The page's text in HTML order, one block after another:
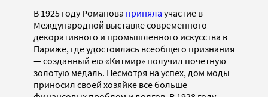
В 1925 году Романова приняла участие в
Международной выставке современного
декоративного и промышленного искусства в
Париже, где удостоилась всеобщего признания
— созданный ею «Китмир» получил почетную
золотую медаль. Несмотря на успех, дом моды
приносил своей хозяйке все больше